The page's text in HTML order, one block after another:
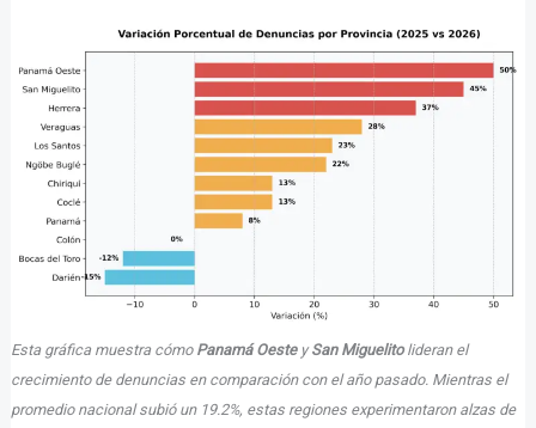
Esta gráfica muestra cómo Panamá OesteySan Miguelitolideran el
crecimiento de denuncias en comparación con el año pasado. Mientras el
promedio nacional subió un 19.2%, estas regiones experimentaron alzas de